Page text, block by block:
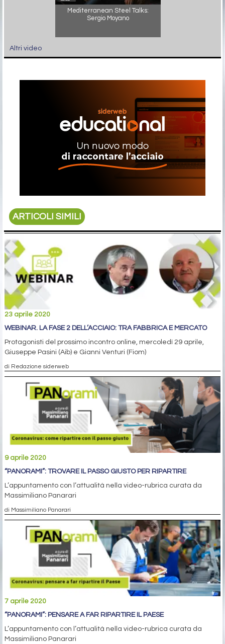
Mediterranean Steel Talks:
Sergio Moyano
Altri video
ARTICOLI SIMILI
23 aprile 2020
WEBINAR. LA FASE 2 DELL’ACCIAIO: TRA FABBRICA E MERCATO
Protagonisti del prossimo incontro online, mercoledì 29 aprile,
Giuseppe Pasini (Aib) e Gianni Venturi (Fiom)
di Redazione siderweb
9 aprile 2020
“PANORAMI”: TROVARE IL PASSO GIUSTO PER RIPARTIRE
L’appuntamento con l’attualità nella video-rubrica curata da
Massimiliano Panarari
di Massimiliano Panarari
7 aprile 2020
“PANORAMI”: PENSARE A FAR RIPARTIRE IL PAESE
L’appuntamento con l’attualità nella video-rubrica curata da
Massimiliano Panarari